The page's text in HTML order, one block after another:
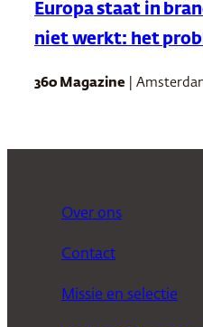
Europa staat in
niet werkt: het
360 Magazine |
Over ons
Contact
Missie en selectie